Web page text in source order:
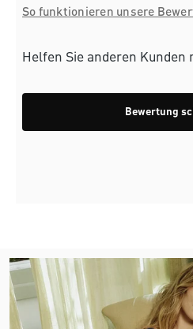
So funktionieren unsere
Helfen Sie anderen
Bewertung